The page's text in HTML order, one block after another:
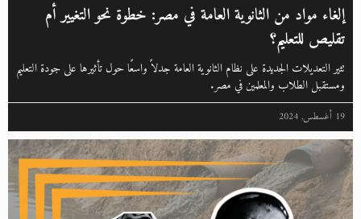
إلغاء مواد من الثانوية العامة في مصر: خطوة نحو التغيير أم
تقليص للتعليم؟
تثير التعديلات الجديدة على نظام الثانوية العامة جدلاً واسعًا حول تأثيرها على جودة التعليم
ومستقبل الطلاب والمعلمين في مصر.
19 أغسطس, 2024